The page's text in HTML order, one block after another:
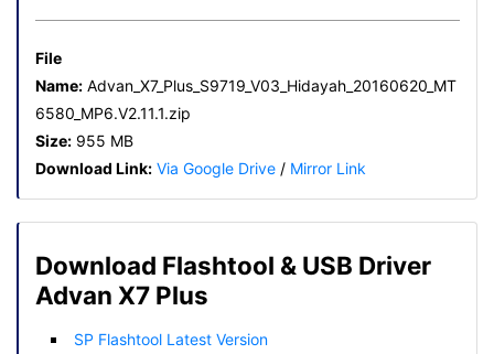
File
Name: Advan_X7_Plus_S9719_V03_Hidayah_20160620_MT
6580_MP6.V2.11.1.zip
Size: 955 MB
Download Link: Via Google Drive / Mirror Link
Download Flashtool & USB Driver
Advan X7 Plus
SP Flashtool Latest Version